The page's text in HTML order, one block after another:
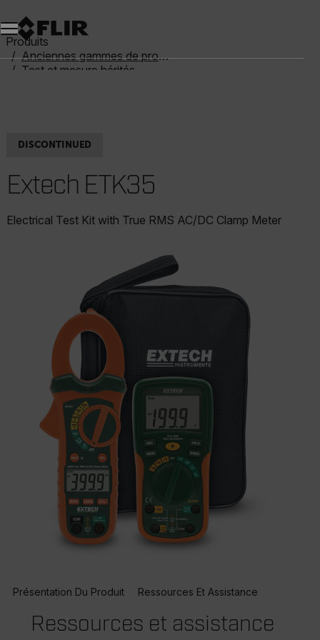
Unread messages
Modèle
Supprimer
articles
article
Ajouter au panier
Ajouté au panier
Produits
Anciennes gammes de produits
Test et mesure hérités
DISCONTINUED
Extech ETK35
Electrical Test Kit with True RMS AC/DC Clamp Meter
Présentation Du Produit Ressources Et Assistance
Ressources et assistance